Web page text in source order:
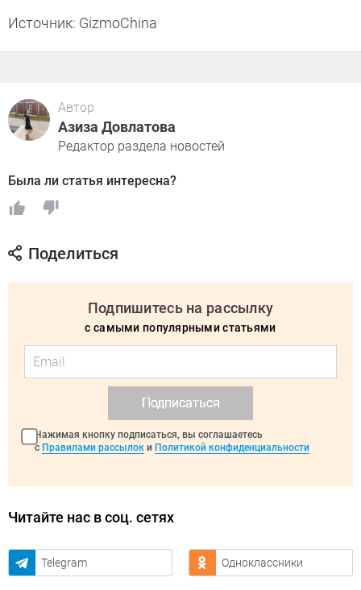
Источник: GizmoChina
Автор
Азиза Довлатова
Редактор раздела новостей
Была ли статья интересна?
Поделиться
Подпишитесь на рассылку
с самыми популярными статьями
Подписаться
Нажимая кнопку подписаться, вы соглашаетесь
с Правилами рассылок и Политикой конфиденциальности
Читайте нас в соц. сетях
Telegram Одноклассники